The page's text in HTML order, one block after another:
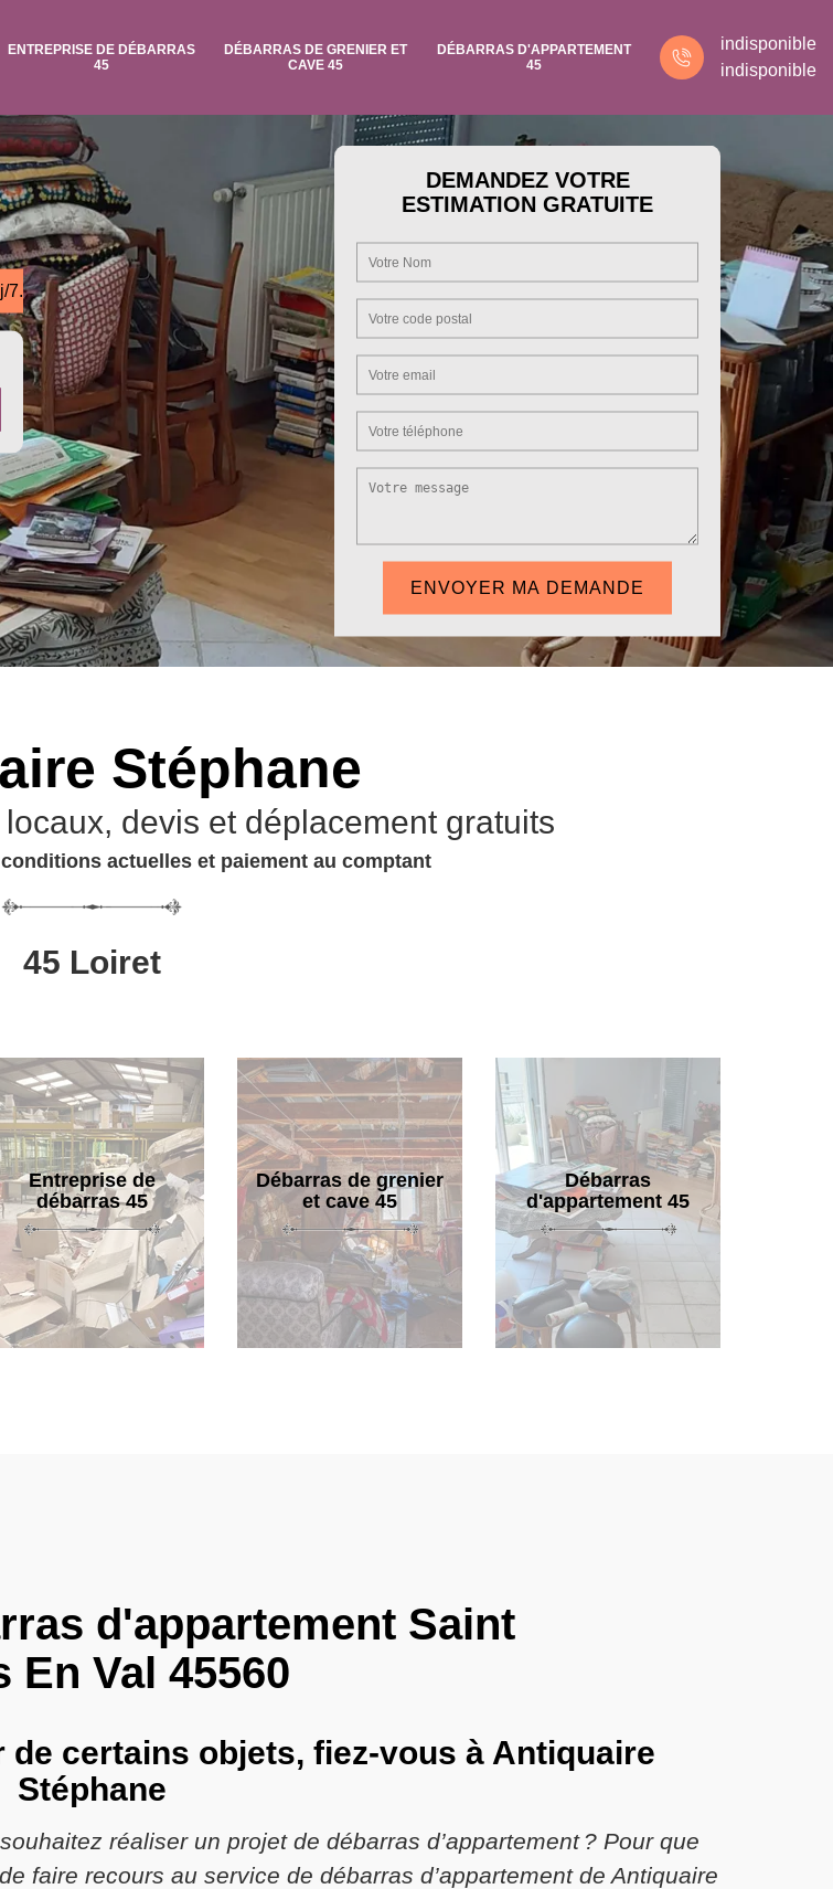
ENTREPRISE DE DÉBARRAS
45
DÉBARRAS DE GRENIER ET
CAVE 45
DÉBARRAS D'APPARTEMENT
45
indisponible
indisponible
7.
DEMANDEZ VOTRE
ESTIMATION GRATUITE
Stéphane
devis et déplacement gratuits
actuelles et paiement au comptant
45 Loiret
Entreprise de
débarras 45
Débarras de grenier
et cave 45
Débarras
d'appartement 45
d'appartement Saint
En Val 45560
certains objets, fiez-vous à Antiquaire
Stéphane
réaliser un projet de débarras d’appartement ? Pour que
faire recours au service de débarras d’appartement de Antiquaire